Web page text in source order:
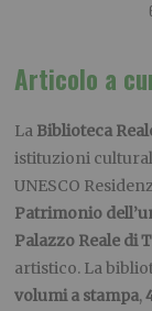
Articolo a
La Biblioteca
istituzioni
UNESCO
Patrimonio
Palazzo Reale di
artistico. La
volumi a stampa,